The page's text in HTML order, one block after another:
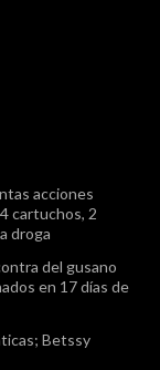
acciones
cartuchos, 2
droga
del gusano
en 17 días de
Betssy